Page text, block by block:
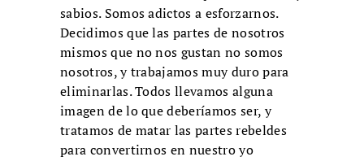
sabios. Somos adictos a esforzarnos.
Decidimos que las partes de nosotros
mismos que no nos gustan no somos
nosotros, y trabajamos muy duro para
eliminarlas. Todos llevamos alguna
imagen de lo que deberíamos ser, y
tratamos de matar las partes rebeldes
para convertirnos en nuestro yo